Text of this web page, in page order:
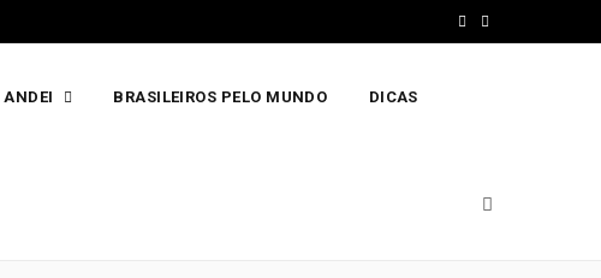
a
ANDEI BRASILEIROS PELO MUNDO DICAS